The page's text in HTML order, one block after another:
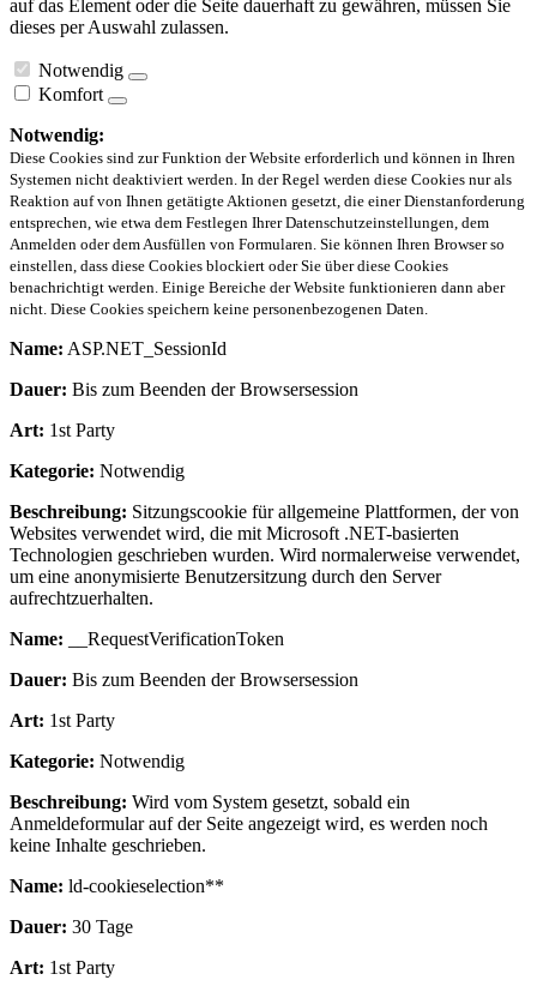
auf das Element oder die Seite dauerhaft zu gewähren, müssen Sie
dieses per Auswahl zulassen.
Notwendig
Komfort
Notwendig:
Diese Cookies sind zur Funktion der Website erforderlich und können in Ihren
Systemen nicht deaktiviert werden. In der Regel werden diese Cookies nur als
Reaktion auf von Ihnen getätigte Aktionen gesetzt, die einer Dienstanforderung
entsprechen, wie etwa dem Festlegen Ihrer Datenschutzeinstellungen, dem
Anmelden oder dem Ausfüllen von Formularen. Sie können Ihren Browser so
einstellen, dass diese Cookies blockiert oder Sie über diese Cookies
benachrichtigt werden. Einige Bereiche der Website funktionieren dann aber
nicht. Diese Cookies speichern keine personenbezogenen Daten.
Name: ASP.NET_SessionId
Dauer: Bis zum Beenden der Browsersession
Art: 1st Party
Kategorie: Notwendig
Beschreibung: Sitzungscookie für allgemeine Plattformen, der von
Websites verwendet wird, die mit Microsoft .NET-basierten
Technologien geschrieben wurden. Wird normalerweise verwendet,
um eine anonymisierte Benutzersitzung durch den Server
aufrechtzuerhalten.
Name: __RequestVerificationToken
Dauer: Bis zum Beenden der Browsersession
Art: 1st Party
Kategorie: Notwendig
Beschreibung: Wird vom System gesetzt, sobald ein
Anmeldeformular auf der Seite angezeigt wird, es werden noch
keine Inhalte geschrieben.
Name: ld-cookieselection**
Dauer: 30 Tage
Art: 1st Party